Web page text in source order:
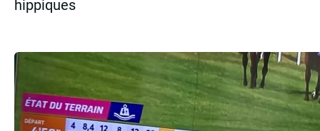
hippiques